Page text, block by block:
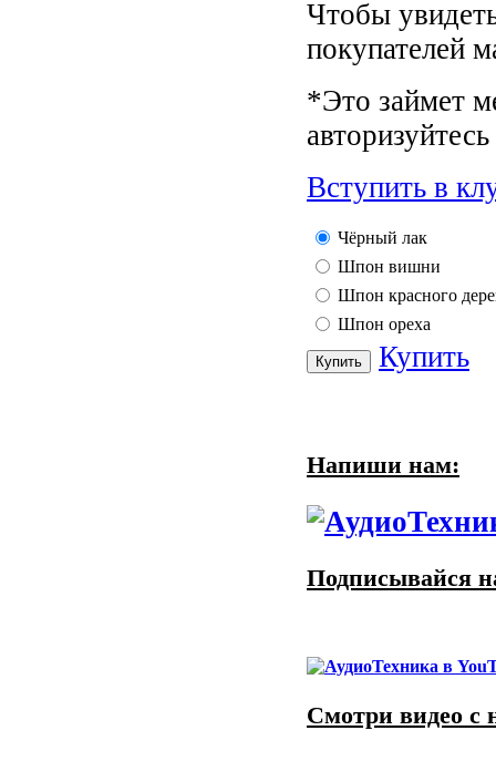
Чтобы
покупателей
*Это займет
Вступить в
Чёрный лак
Шпон вишни
Шпон красного
Шпон ореха
Купить
Напиши нам:
Подписывайся
Смотри видео с